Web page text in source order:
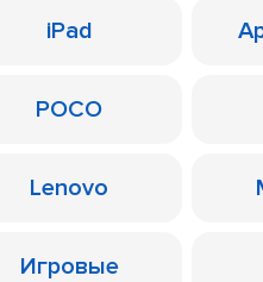
iPad
POCO
Lenovo
Игровые